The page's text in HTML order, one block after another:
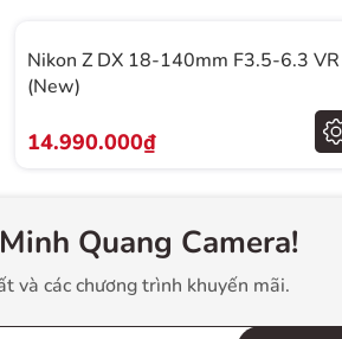
hệ thống chống rung
cơ hội giảm tốc độ
Nikon Z DX 18-140mm F3.5-6.3 VR
(New)
14.990.000₫
Quang Camera!
và các chương trình khuyến mãi.